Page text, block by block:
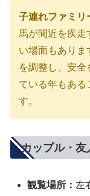
子連れファミリ
馬が間近を疾走
い場面もありま
を調整し、安
ている年もある
す。
カップル・友
観覧場所：左